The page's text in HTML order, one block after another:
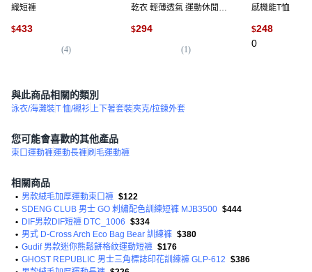
織短褲
$433
(4)
乾衣 輕薄透氣 運動休閒健
背心
$294
(1)
感機能T恤
$248
0
與此商品相關的類別
泳衣/海灘裝T 恤/襯衫上下著套裝夾克/拉鍊外套
您可能會喜歡的其他產品
束口運動褲運動長褲刷毛運動褲
相關商品
• 男款絨毛加厚運動束口褲 $122
• SDENG CLUB 男士 GO 刺繡配色訓練短褲 MJB3500 $444
• DIF男款DIF短褲 DTC_1006 $334
• 男式 D-Cross Arch Eco Bag Bear 訓練褲 $380
• Gudif 男款迷你熊鬆餅格紋運動短褲 $176
• GHOST REPUBLIC 男士三角標誌印花訓練褲 GLP-612 $386